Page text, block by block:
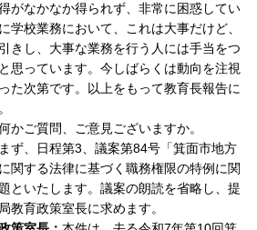
がなかなか得られず、非常に困惑してい
学校業務において、これは大事だけど、
きし、大事な業務を行う人には手当をつ
思っています。今しばらくは動向を注視
た次第です。以上をもって教育長報告に
かご質問、ご意見ございますか。
まず、日程第3、議案第84号「箕面市地方
関する法律に基づく職務権限の特例に関
といたします。議案の朗読を省略し、提
教育政策室長に求めます。